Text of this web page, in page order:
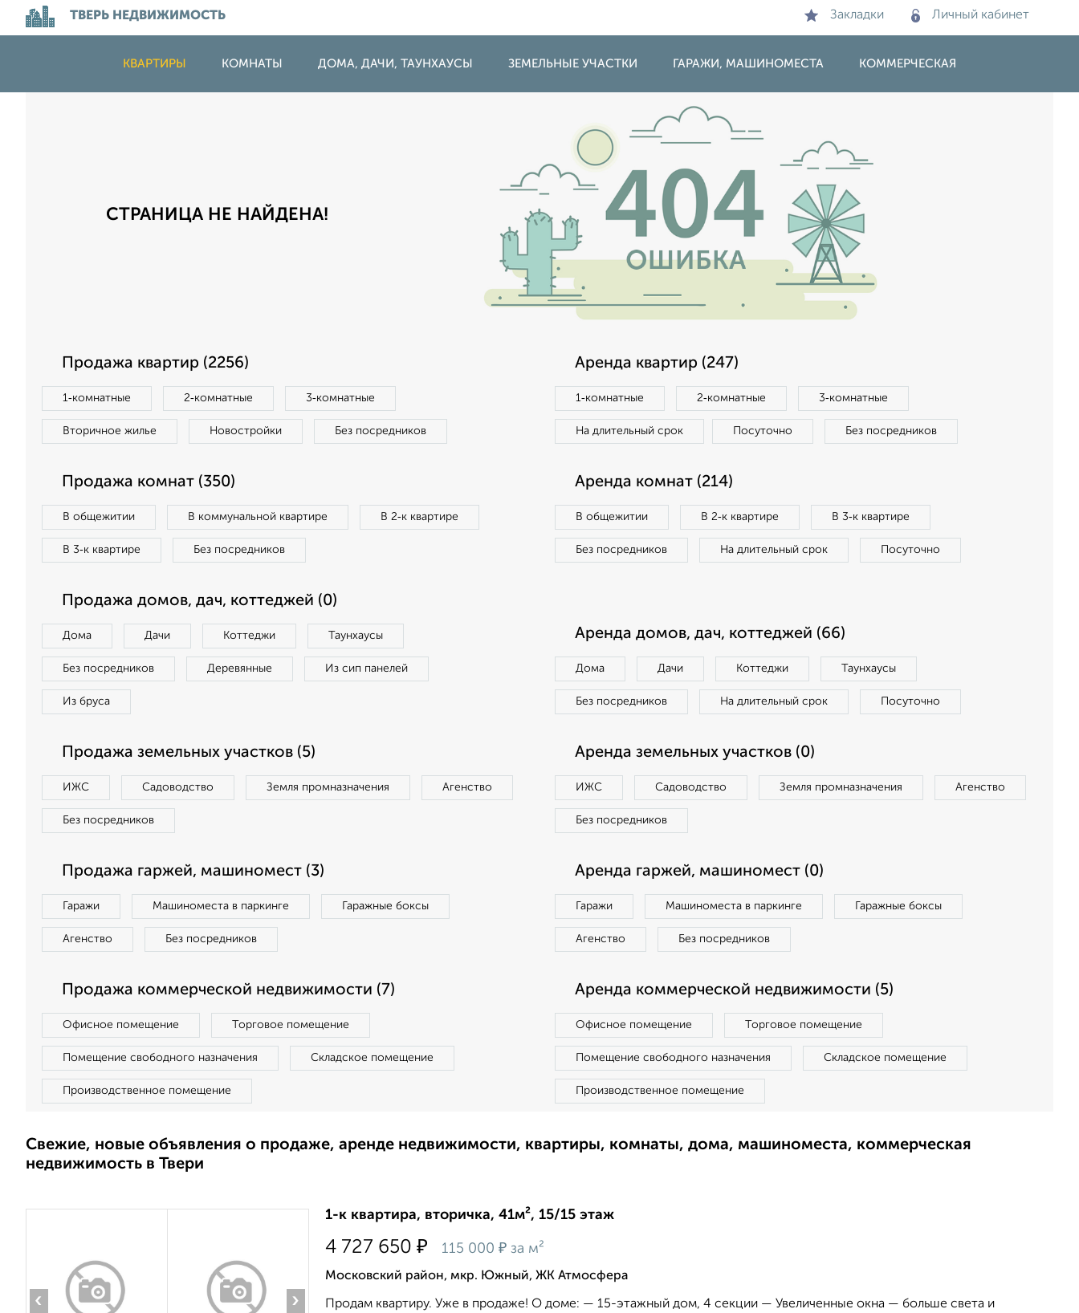
ТВЕРЬ НЕДВИЖИМОСТЬ Закладки Личный кабинет
КВАРТИРЫ КОМНАТЫ ДОМА, ДАЧИ, ТАУНХАУСЫ ЗЕМЕЛЬНЫЕ УЧАСТКИ ГАРАЖИ, МАШИНОМЕСТА КОММЕРЧЕСКАЯ
СТРАНИЦА НЕ НАЙДЕНА!
Продажа квартир (2256)
1‑комнатные 2‑комнатные 3‑комнатные
Вторичное жилье Новостройки Без посредников
Аренда квартир (247)
1‑комнатные 2‑комнатные 3‑комнатные
На длительный срок Посуточно Без посредников
Продажа комнат (350)
В общежитии В коммунальной квартире В 2‑к квартире
В 3‑к квартире Без посредников
Аренда комнат (214)
В общежитии В 2‑к квартире В 3‑к квартире
Без посредников На длительный срок Посуточно
Продажа домов, дач, коттеджей (0)
Дома Дачи Коттеджи Таунхаусы
Без посредников Деревянные Из сип панелей
Из бруса
Аренда домов, дач, коттеджей (66)
Дома Дачи Коттеджи Таунхаусы
Без посредников На длительный срок Посуточно
Продажа земельных участков (5)
ИЖС Садоводство Земля промназначения Агенство
Без посредников
Аренда земельных участков (0)
ИЖС Садоводство Земля промназначения Агенство
Без посредников
Продажа гаржей, машиномест (3)
Гаражи Машиноместа в паркинге Гаражные боксы
Агенство Без посредников
Аренда гаржей, машиномест (0)
Гаражи Машиноместа в паркинге Гаражные боксы
Агенство Без посредников
Продажа коммерческой недвижимости (7)
Офисное помещение Торговое помещение
Помещение свободного назначения Складское помещение
Производственное помещение
Аренда коммерческой недвижимости (5)
Офисное помещение Торговое помещение
Помещение свободного назначения Складское помещение
Производственное помещение
Свежие, новые объявления о продаже, аренде недвижимости, квартиры, комнаты, дома, машиноместа, коммерческая
недвижимость в Твери
‹ ›
1-к квартира, вторичка, 41м², 15/15 этаж
4 727 650 ₽ 115 000 ₽ за м²
Московский район, мкр. Южный, ЖК Атмосфера
Продам квартиру. Уже в продаже! О доме: — 15-этажный дом, 4 секции — Увеличенные окна — больше света и